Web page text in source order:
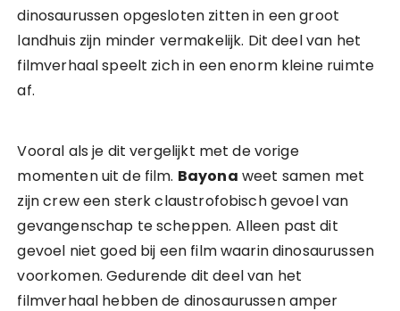
dinosaurussen opgesloten zitten in een groot
landhuis zijn minder vermakelijk. Dit deel van het
filmverhaal speelt zich in een enorm kleine ruimte
af.
Vooral als je dit vergelijkt met de vorige
momenten uit de film. Bayona weet samen met
zijn crew een sterk claustrofobisch gevoel van
gevangenschap te scheppen. Alleen past dit
gevoel niet goed bij een film waarin dinosaurussen
voorkomen. Gedurende dit deel van het
filmverhaal hebben de dinosaurussen amper